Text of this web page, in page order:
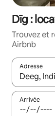
Dīg :
Trouvez et
Airbnb
Adresse
Lorsque
Arrivée